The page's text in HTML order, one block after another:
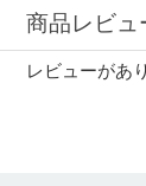
商品レビュ
レビューがあ